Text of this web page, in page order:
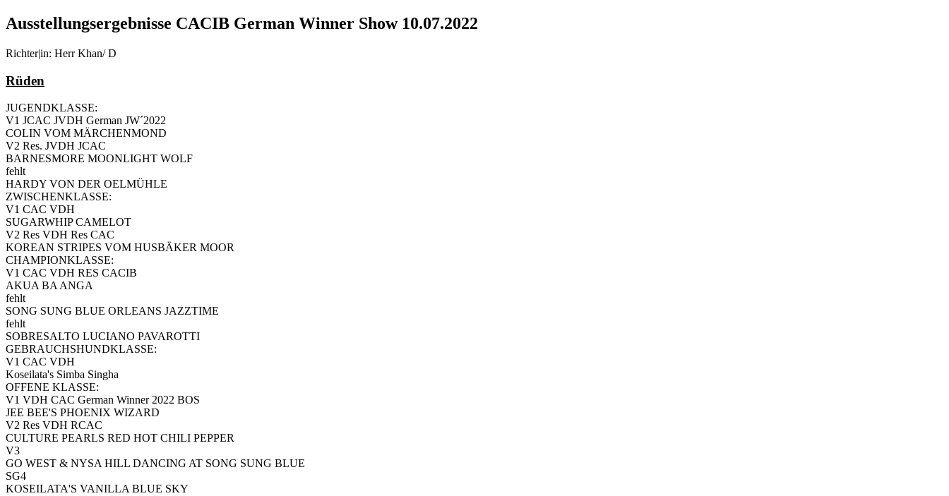
Ausstellungsergebnisse CACIB German Winner Show 10.07.2022
Richter|in: Herr Khan/ D
Rüden
JUGENDKLASSE:
V1 JCAC JVDH German JW´2022
COLIN VOM MÄRCHENMOND
V2 Res. JVDH JCAC
BARNESMORE MOONLIGHT WOLF
fehlt
HARDY VON DER OELMÜHLE
ZWISCHENKLASSE:
V1 CAC VDH
SUGARWHIP CAMELOT
V2 Res VDH Res CAC
KOREAN STRIPES VOM HUSBÄKER MOOR
CHAMPIONKLASSE:
V1 CAC VDH RES CACIB
AKUA BA ANGA
fehlt
SONG SUNG BLUE ORLEANS JAZZTIME
fehlt
SOBRESALTO LUCIANO PAVAROTTI
GEBRAUCHSHUNDKLASSE:
V1 CAC VDH
Koseilata's Simba Singha
OFFENE KLASSE:
V1 VDH CAC German Winner 2022 BOS
JEE BEE'S PHOENIX WIZARD
V2 Res VDH RCAC
CULTURE PEARLS RED HOT CHILI PEPPER
V3
GO WEST & NYSA HILL DANCING AT SONG SUNG BLUE
SG4
KOSEILATA'S VANILLA BLUE SKY